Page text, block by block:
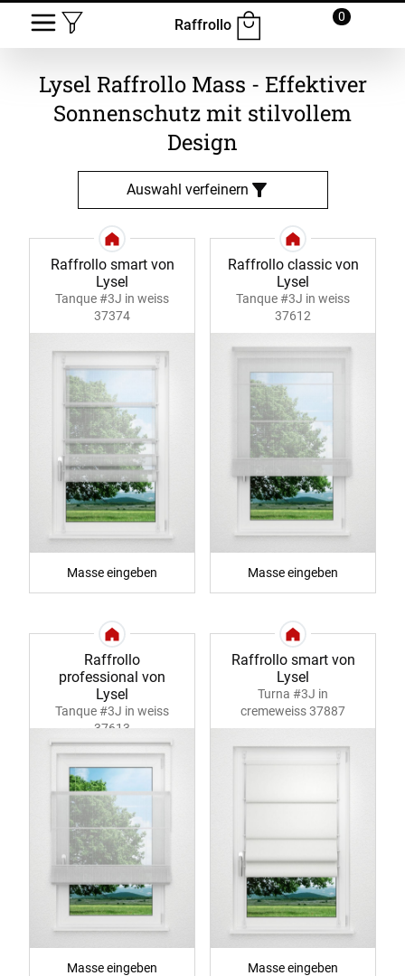
Raffrollo
0
Lysel Raffrollo Mass - Effektiver
Sonnenschutz mit stilvollem
Design
Auswahl verfeinern
Raffrollo smart von
Lysel
Tanque #3J in weiss
37374
Masse eingeben
Raffrollo classic von
Lysel
Tanque #3J in weiss
37612
Masse eingeben
Raffrollo
professional von
Lysel
Tanque #3J in weiss
37613
Masse eingeben
Raffrollo smart von
Lysel
Turna #3J in
cremeweiss 37887
Masse eingeben